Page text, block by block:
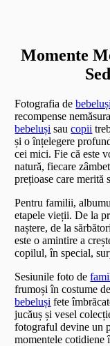
Momente
Fotografia debebeluși
recompense
bebeluși saucopii
și o înțelegere
cei mici. Fie că este
natură, fiecare
prețioase care merită
Pentru familii,
etapele vieții. De la
naștere, de la
este o amintire a
copilul, în special,
Sesiunile foto de
frumoși în costume
bebeluși fete
jucăuș și vesel
fotograful devine un
momentele cotidiene